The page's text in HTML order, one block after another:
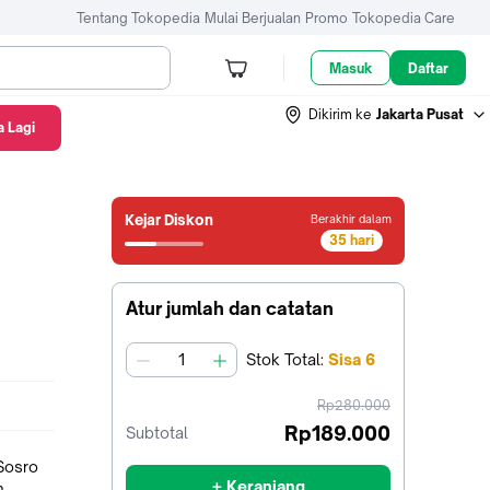
Tentang Tokopedia Mulai Berjualan Promo Tokopedia Care
Masuk Daftar
Dikirim ke Jakarta Pusat
Kejar Diskon Berakhir dalam
35 hari
34
Atur jumlah dan catatan
jumlah Stok Total: Sisa 6
harga
sebelum
Rp280.000
Subtotal Rp189.000
+ Keranjang
Lagi